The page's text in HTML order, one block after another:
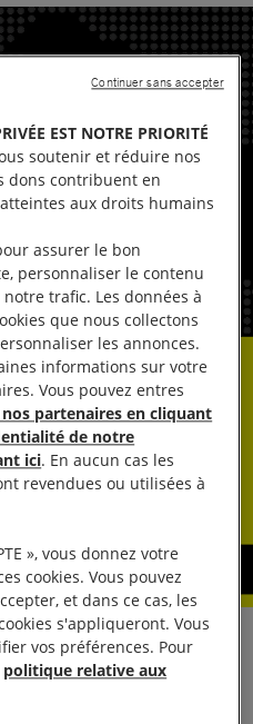
du 14 juin 2017, le
« les conditions de
EST NOTRE PRIORITÉ
soutenir et réduire nos
dons contribuent en
aux droits humains
assurer le bon
personnaliser le contenu
trafic. Les données à
que nous collectons
les annonces.
informations sur votre
Vous pouvez entres
partenaires en cliquant
de notre
ici. En aucun cas les
revendues ou utilisées à
», vous donnez votre
cookies. Vous pouvez
et dans ce cas, les
s'appliqueront. Vous
vos préférences. Pour
politique relative aux
Continuer sans accepter